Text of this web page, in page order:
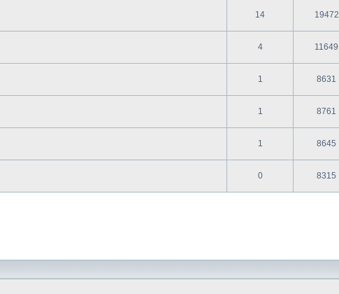
14 19472
4 11649
1 8631
1 8761
1 8645
0 8315